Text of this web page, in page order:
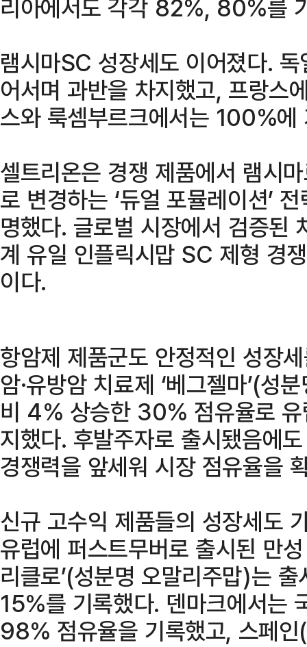
리아에서도 각각 82%, 80%를
램시마SC 성장세도 이어졌다.
어서며 과반을 차지했고, 프랑
스와 룩셈부르크에서는 100%에
셀트리온은 경쟁 제품에서 램시
로 변경하는 ‘듀얼 포뮬레이션’
명했다. 글로벌 시장에서 검증된
계 유일 인플릭시맙 SC 제형 경
이다.
항암제 제품군도 안정적인 성장
암·유방암 치료제 ‘베그젤마’(성
비 4% 상승한 30% 점유율로 유
지했다. 후발주자로 출시됐음에
경쟁력을 앞세워 시장 점유율을
신규 고수익 제품들의 성장세도
유럽에 퍼스트무버로 출시된 만
리클로’(성분명 오말리주맙)는
15%를 기록했다. 덴마크에서는
98% 점유율을 기록했고, 스페